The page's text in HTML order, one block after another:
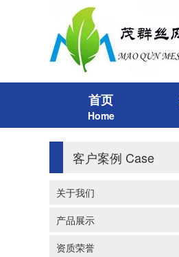
首页
Home
客户案例 Case
关于我们
产品展示
资质荣誉